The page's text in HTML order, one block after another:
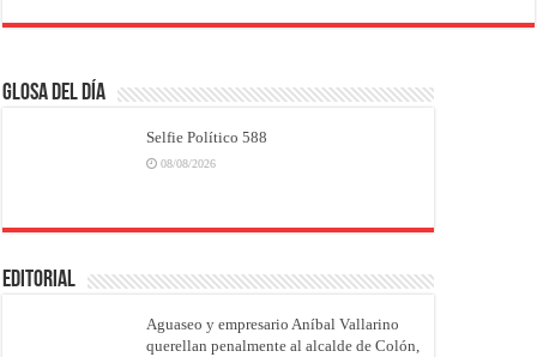
Glosa del Día
Selfie Político 588
08/08/2026
EDITORIAL
Aguaseo y empresario Aníbal Vallarino
querellan penalmente al alcalde de Colón,